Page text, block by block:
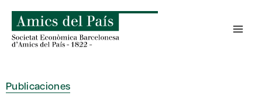
contenido
Publicaciones